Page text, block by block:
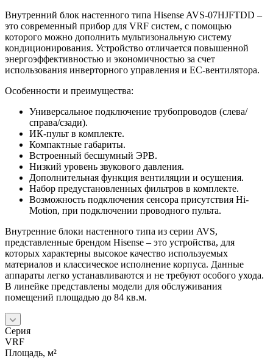
Внутренний блок настенного типа Hisense AVS-07HJFTDD –
это современный прибор для VRF систем, с помощью
которого можно дополнить мультизональную систему
кондиционирования. Устройство отличается повышенной
энергоэффективностью и экономичностью за счет
использования инверторного управления и EC-вентилятора.
Особенности и преимущества:
Универсальное подключение трубопроводов (слева/
справа/сзади).
ИК-пульт в комплекте.
Компактные габариты.
Встроенный бесшумный ЭРВ.
Низкий уровень звукового давления.
Дополнительная функция вентиляции и осушения.
Набор предустановленных фильтров в комплекте.
Возможность подключения сенсора присутствия Hi-
Motion, при подключении проводного пульта.
Внутренние блоки настенного типа из серии AVS,
представленные брендом Hisense – это устройства, для
которых характерны высокое качество используемых
материалов и классическое исполнение корпуса. Данные
аппараты легко устанавливаются и не требуют особого ухода.
В линейке представлены модели для обслуживания
помещений площадью до 84 кв.м.
Серия
VRF
Площадь, м²